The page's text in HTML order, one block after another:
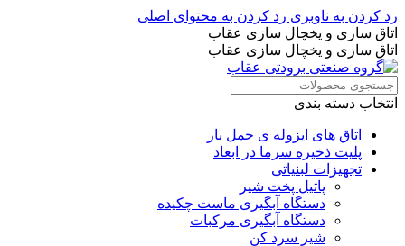
رد کردن به ناوبری رد کردن به محتوای اصلی
اتاق سازی و یخچال سازی عقاب
اتاق سازی و یخچال سازی عقاب
انتخاب دسته بندی
اتاق های ایزوله ی حمل بار
پلیت ذخیره سرما در ابعاد
تجهیزات لبنیاتی
پاتیل پخت شیر
دستگاه آبگیری ماست چکیده
دستگاه آبگیری مرکبات
شیر سرد کن